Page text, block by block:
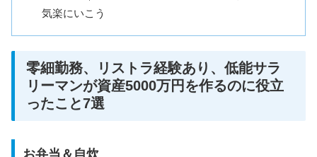
気楽にいこう
零細勤務、リストラ経験あり、低能サラ
リーマンが資産5000万円を作るのに役立
ったこと7選